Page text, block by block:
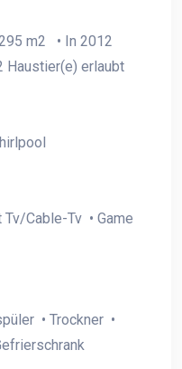
m2 • In 2012
Haustier(e) erlaubt
Cable-Tv • Game
• Trockner •